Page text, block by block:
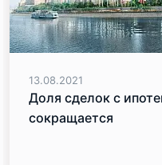
13.08.2021
Доля сделок с
сокращается